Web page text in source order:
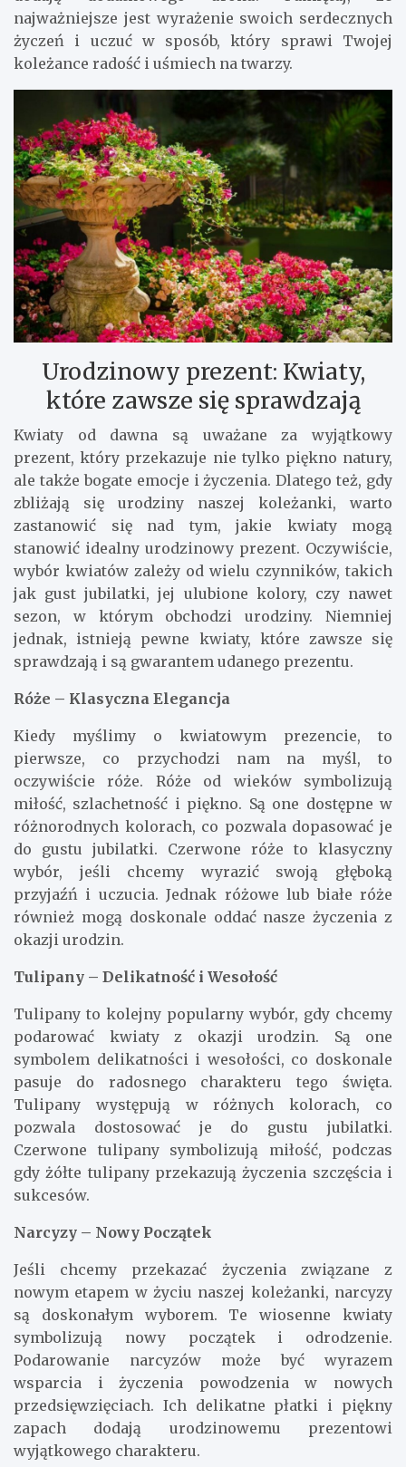
najważniejsze jest wyrażenie swoich serdecznych
życzeń i uczuć w sposób, który sprawi Twojej
koleżance radość i uśmiech na twarzy.
Urodzinowy prezent: Kwiaty,
które zawsze się sprawdzają
Kwiaty od dawna są uważane za wyjątkowy
prezent, który przekazuje nie tylko piękno natury,
ale także bogate emocje i życzenia. Dlatego też, gdy
zbliżają się urodziny naszej koleżanki, warto
zastanowić się nad tym, jakie kwiaty mogą
stanowić idealny urodzinowy prezent. Oczywiście,
wybór kwiatów zależy od wielu czynników, takich
jak gust jubilatki, jej ulubione kolory, czy nawet
sezon, w którym obchodzi urodziny. Niemniej
jednak, istnieją pewne kwiaty, które zawsze się
sprawdzają i są gwarantem udanego prezentu.
Róże – Klasyczna Elegancja
Kiedy myślimy o kwiatowym prezencie, to
pierwsze, co przychodzi nam na myśl, to
oczywiście róże. Róże od wieków symbolizują
miłość, szlachetność i piękno. Są one dostępne w
różnorodnych kolorach, co pozwala dopasować je
do gustu jubilatki. Czerwone róże to klasyczny
wybór, jeśli chcemy wyrazić swoją głęboką
przyjaźń i uczucia. Jednak różowe lub białe róże
również mogą doskonale oddać nasze życzenia z
okazji urodzin.
Tulipany – Delikatność i Wesołość
Tulipany to kolejny popularny wybór, gdy chcemy
podarować kwiaty z okazji urodzin. Są one
symbolem delikatności i wesołości, co doskonale
pasuje do radosnego charakteru tego święta.
Tulipany występują w różnych kolorach, co
pozwala dostosować je do gustu jubilatki.
Czerwone tulipany symbolizują miłość, podczas
gdy żółte tulipany przekazują życzenia szczęścia i
sukcesów.
Narcyzy – Nowy Początek
Jeśli chcemy przekazać życzenia związane z
nowym etapem w życiu naszej koleżanki, narcyzy
są doskonałym wyborem. Te wiosenne kwiaty
symbolizują nowy początek i odrodzenie.
Podarowanie narcyzów może być wyrazem
wsparcia i życzenia powodzenia w nowych
przedsięwzięciach. Ich delikatne płatki i piękny
zapach dodają urodzinowemu prezentowi
wyjątkowego charakteru.